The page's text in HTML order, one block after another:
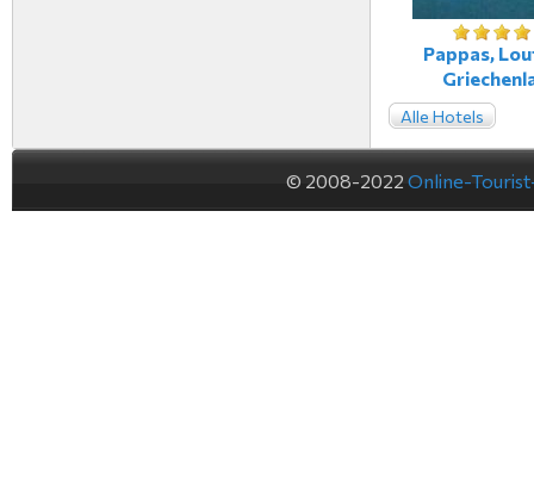
Pappas,
Alle Hotels
© 2008-2022 Online-